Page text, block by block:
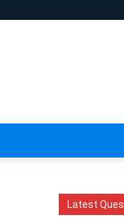
Latest